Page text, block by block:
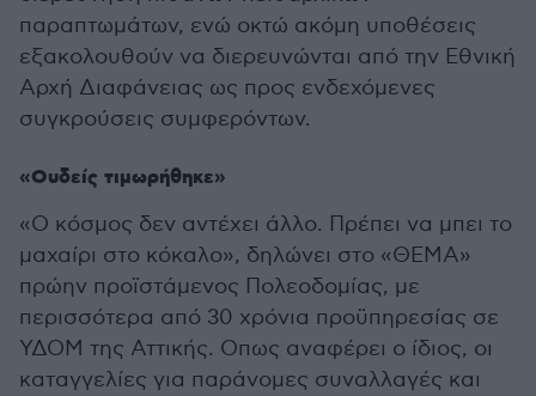
παραπτωμάτων, ενώ οκτώ ακόμη υποθέσεις
εξακολουθούν να διερευνώνται από την Εθνική
Αρχή Διαφάνειας ως προς ενδεχόμενες
συγκρούσεις συμφερόντων.
«Ουδείς τιμωρήθηκε»
«Ο κόσμος δεν αντέχει άλλο. Πρέπει να μπει το
μαχαίρι στο κόκαλο», δηλώνει στο «ΘΕΜΑ»
πρώην προϊστάμενος Πολεοδομίας, με
περισσότερα από 30 χρόνια προϋπηρεσίας σε
ΥΔΟΜ της Αττικής. Οπως αναφέρει ο ίδιος, οι
καταγγελίες για παράνομες συναλλαγές και